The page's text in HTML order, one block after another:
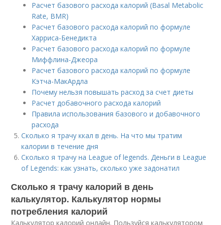
Расчет базового расхода калорий (Basal Metabolic
Rate, BMR)
Расчет базового расхода калорий по формуле
Харриса-Бенедикта
Расчет базового расхода калорий по формуле
Миффлина-Джеора
Расчет базового расхода калорий по формуле
Кэтча-МакАрдла
Почему нельзя повышать расход за счет диеты
Расчет добавочного расхода калорий
Правила использования базового и добавочного
расхода
Сколько я трачу ккал в день. На что мы тратим
калории в течение дня
Сколько я трачу на League of legends. Деньги в League
of Legends: как узнать, сколько уже задонатил
Сколько я трачу калорий в день
калькулятор. Калькулятор нормы
потребления калорий
Калькулятор калорий онлайн. Пользуйся калькулятором